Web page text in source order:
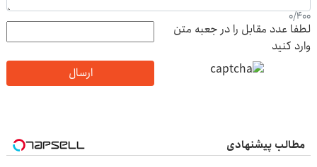
0/400
لطفا عدد مقابل را در جعبه متن
وارد کنید
ارسال
مطالب پیشنهادی